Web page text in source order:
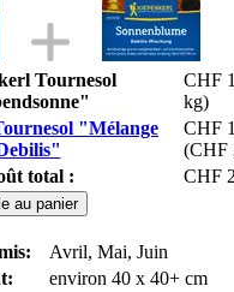
Tournesol
CHF
kg)
"Mélange
CHF
(CHF
total :
CHF
au panier
Avril, Mai, Juin
environ 40 x 40+ cm